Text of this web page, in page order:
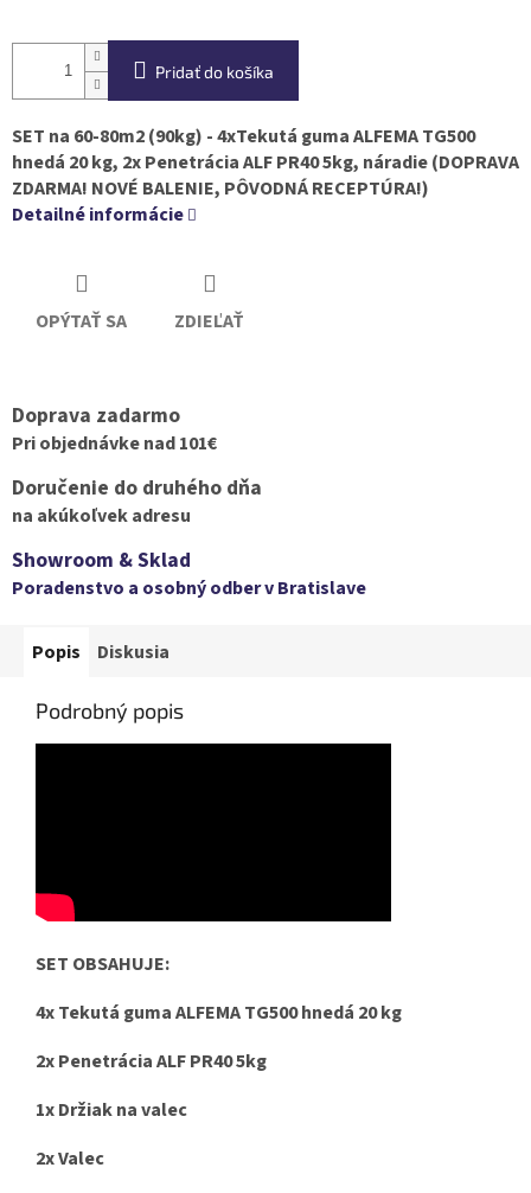
Pridať do košíka
SET na 60-80m2 (90kg) - 4xTekutá guma ALFEMA TG500
hnedá 20 kg, 2x Penetrácia ALF PR40 5kg, náradie (DOPRAVA
ZDARMA! NOVÉ BALENIE, PÔVODNÁ RECEPTÚRA!)
Detailné informácie
OPÝTAŤ SA ZDIEĽAŤ
Doprava zadarmo
Pri objednávke nad 101€
Doručenie do druhého dňa
na akúkoľvek adresu
Showroom & Sklad
Poradenstvo a osobný odber v Bratislave
Popis Diskusia
Podrobný popis
SET OBSAHUJE:
4x Tekutá guma ALFEMA TG500 hnedá 20 kg
2x Penetrácia ALF PR40 5kg
1x Držiak na valec
2x Valec